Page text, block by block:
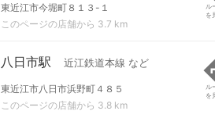
東近江市今堀町８１３-１
このページの店舗から 3.7 km
ル
を
八日市駅 近江鉄道本線 など
東近江市八日市浜野町４８５
このページの店舗から 3.8 km
ル
を